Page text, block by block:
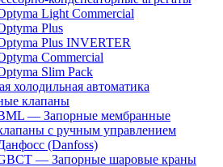
Light Commercial
Plus
Plus INVERTER
Commercial
Slim Pack
холодильная автоматика
клапаны
— Запорные мембранные
с ручным управлением
(Danfoss)
— Запорные шаровые краны